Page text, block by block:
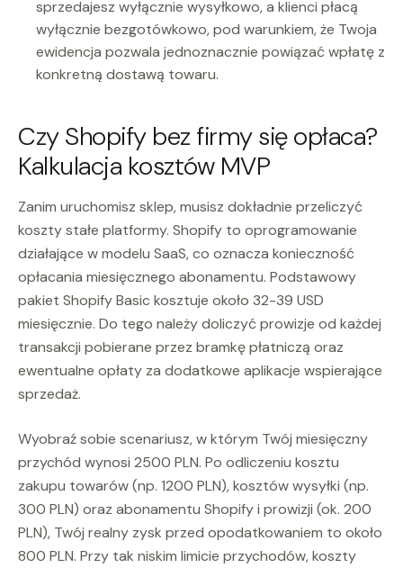
sprzedajesz wyłącznie wysyłkowo, a klienci płacą
wyłącznie bezgotówkowo, pod warunkiem, że Twoja
ewidencja pozwala jednoznacznie powiązać wpłatę z
konkretną dostawą towaru.
Czy Shopify bez firmy się opłaca?
Kalkulacja kosztów MVP
Zanim uruchomisz sklep, musisz dokładnie przeliczyć
koszty stałe platformy. Shopify to oprogramowanie
działające w modelu SaaS, co oznacza konieczność
opłacania miesięcznego abonamentu. Podstawowy
pakiet Shopify Basic kosztuje około 32-39 USD
miesięcznie. Do tego należy doliczyć prowizje od każdej
transakcji pobierane przez bramkę płatniczą oraz
ewentualne opłaty za dodatkowe aplikacje wspierające
sprzedaż.
Wyobraź sobie scenariusz, w którym Twój miesięczny
przychód wynosi 2500 PLN. Po odliczeniu kosztu
zakupu towarów (np. 1200 PLN), kosztów wysyłki (np.
300 PLN) oraz abonamentu Shopify i prowizji (ok. 200
PLN), Twój realny zysk przed opodatkowaniem to około
800 PLN. Przy tak niskim limicie przychodów, koszty